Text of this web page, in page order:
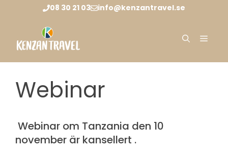
08 30 21 03 info@kenzantravel.se
Meny
Webinar
Webinar om Tanzania den 10
november är kansellert .